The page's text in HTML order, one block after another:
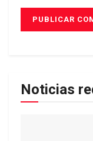
Noticias